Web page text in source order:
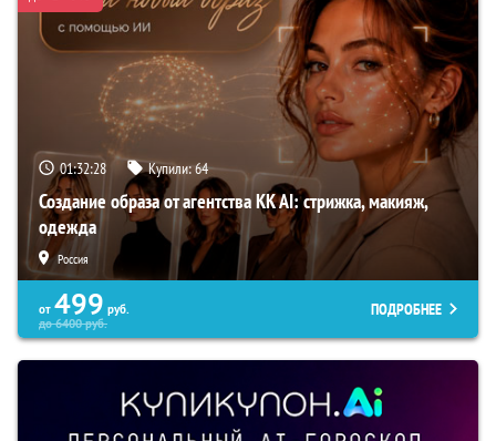
01:32:27 Купили:64
Создание образа от агентства KK AI: стрижка, макияж,
одежда
Россия
от 499 руб.
до6400руб.
ПОДРОБНЕЕ